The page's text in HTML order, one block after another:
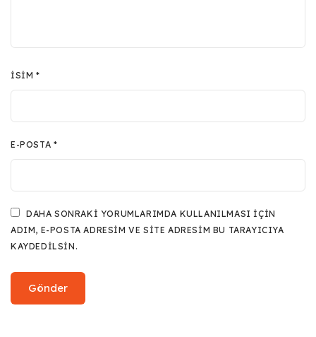
İSIM*
E-POSTA *
DAHA SONRAKI YORUMLARIMDA KULLANILMASI IÇIN
ADIM, E-POSTA ADRESIM VE SITE ADRESIM BU TARAYICIYA
KAYDEDILSIN.